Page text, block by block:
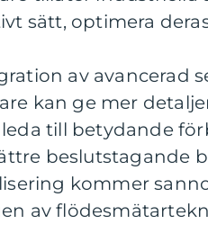
sätt, optimera
av avancerad
kan ge mer
till betydande
beslutstagande
kommer
av